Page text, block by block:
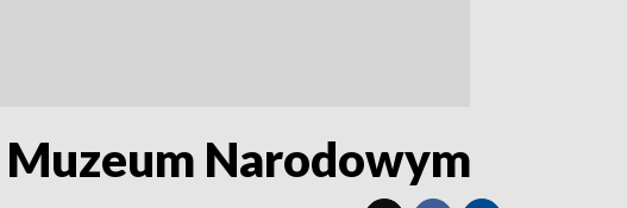
Narodowym